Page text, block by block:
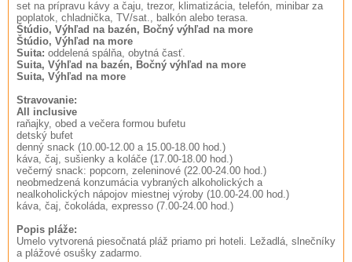
set na prípravu kávy a čaju, trezor, klimatizácia, telefón, minibar za
poplatok, chladnička, TV/sat., balkón alebo terasa.
Štúdio, Výhľad na bazén, Bočný výhľad na more
Štúdio, Výhľad na more
Suita: oddelená spálňa, obytná časť.
Suita, Výhľad na bazén, Bočný výhľad na more
Suita, Výhľad na more
Stravovanie:
All inclusive
raňajky, obed a večera formou bufetu
detský bufet
denný snack (10.00-12.00 a 15.00-18.00 hod.)
káva, čaj, sušienky a koláče (17.00-18.00 hod.)
večerný snack: popcorn, zeleninové (22.00-24.00 hod.)
neobmedzená konzumácia vybraných alkoholických a
nealkoholických nápojov miestnej výroby (10.00-24.00 hod.)
káva, čaj, čokoláda, expresso (7.00-24.00 hod.)
Popis pláže:
Umelo vytvorená piesočnatá pláž priamo pri hoteli. Ležadlá, slnečníky
a plážové osušky zadarmo.